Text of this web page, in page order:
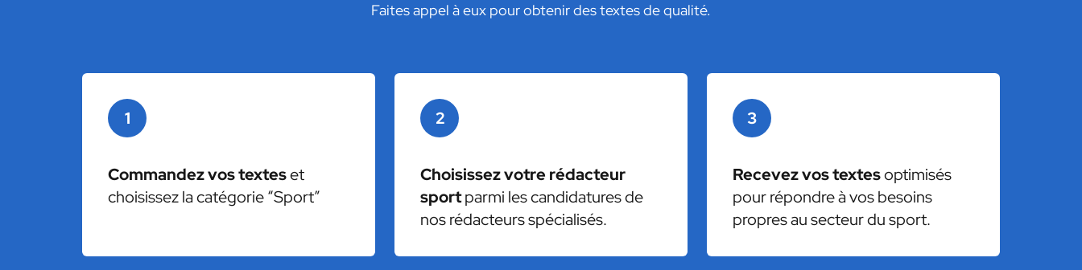
Faites appel à eux pour obtenir des textes de qualité.
1
Commandez vos texteset
choisissez la catégorie “Sport”
2
Choisissez votre rédacteur
sportparmi les candidatures de
nos rédacteurs spécialisés.
3
Recevez vos textesoptimisés
pour répondre à vos besoins
propres au secteur du sport.